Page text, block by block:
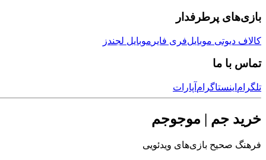
بازی‌های پرطرفدار
کالاف دیوتی موبایلفری فایر موبایل لجندز
تماس با ما
تلگرام اینستاگرام آپارات
خرید جم | موجوجم
فرهنگ صحیح بازی‌های ویدئویی